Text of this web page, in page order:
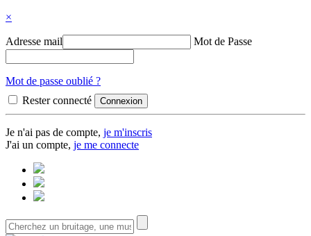
×
Adresse mail Mot de Passe
Mot de passe oublié ?
Rester connecté
Je n'ai pas de compte, je m'inscris
J'ai un compte, je me connecte